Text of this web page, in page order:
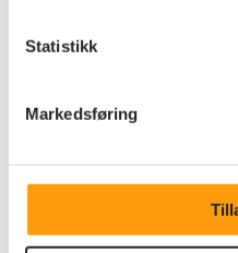
Statistikk
Markedsføring